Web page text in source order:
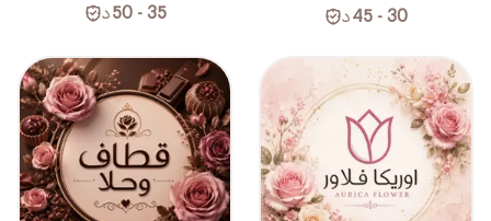
30 - 45 د 35 - 50 د